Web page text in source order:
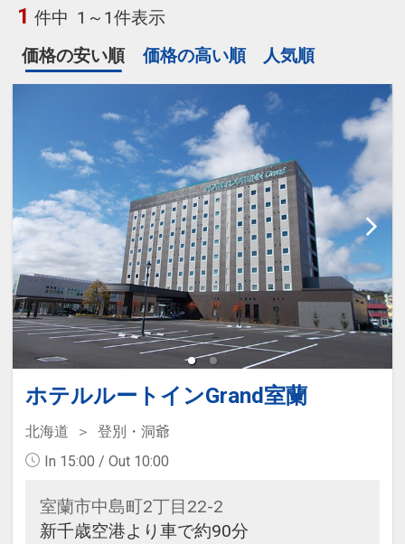
1 件中 1～1件表示
価格の安い順
価格の高い順 人気順
ホテルルートインGrand室蘭
北海道
登別・洞爺
In 15:00 / Out 10:00
室蘭市中島町2丁目22-2
新千歳空港より車で約90分